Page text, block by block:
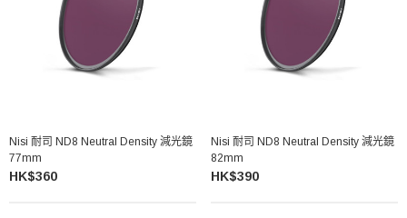
Nisi 耐司 ND8 Neutral Density 減光鏡
77mm
HK$360
Nisi 耐司 ND8 Neutral Density 減光鏡
82mm
HK$390